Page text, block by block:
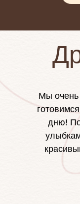
Мы очень
дню!